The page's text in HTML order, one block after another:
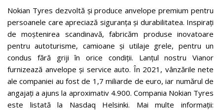
Nokian Tyres dezvoltă și produce anvelope premium pentru
persoanele care apreciază siguranța și durabilitatea. Inspirați
de moștenirea scandinavă, fabricăm produse inovatoare
pentru autoturisme, camioane și utilaje grele, pentru un
condus fără griji în orice condiții. Lanțul nostru Vianor
furnizează anvelope și service auto. În 2021, vânzările nete
ale companiei au fost de 1,7 miliarde de euro, iar numărul de
angajați a ajuns la aproximativ 4.900. Compania Nokian Tyres
este listată la Nasdaq Helsinki. Mai multe informații: